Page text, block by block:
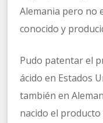
Alemania pero no
conocido y
Pudo patentar el
ácido en Estados
también en
nacido el